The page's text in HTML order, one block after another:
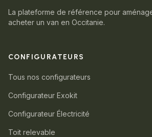
La plateforme de référence pour
acheter un van en Occitanie.
CONFIGURATEURS
Tous nos configurateurs
Configurateur Exokit
Configurateur Électricité
Toit relevable